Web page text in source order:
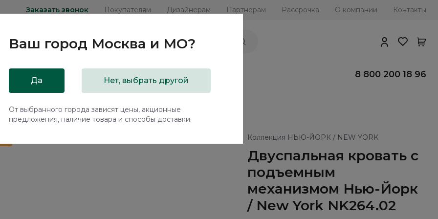
Заказать звонок Покупателям Дизайнерам Партнерам Рассрочка О компании Контакты
Распродажа 8 800 200 18 96
механизмом Нью-Йорк / New York NK264.02
Коллекция НЬЮ-ЙОРК / NEW YORK
Двуспальная кровать с
подъемным
механизмом Нью-Йорк
/ New York NK264.02
Ваш город Москва и МО?
Да Нет, выбрать другой
От выбранного города зависят цены, акционные
предложения, наличие товара и способы доставки.